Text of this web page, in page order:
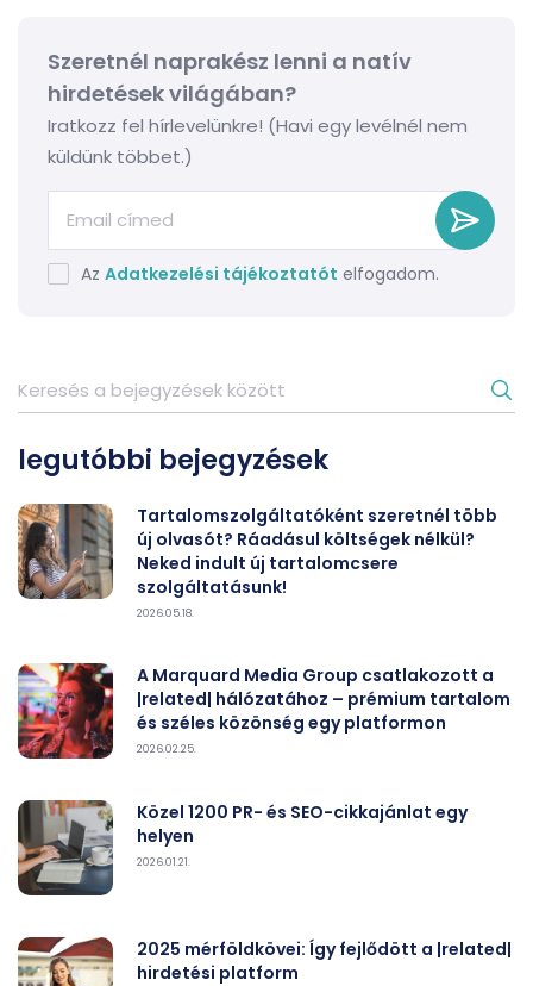
Szeretnél naprakész lenni a natív
hirdetések világában?
Iratkozz fel hírlevelünkre! (Havi egy levélnél nem
küldünk többet.)
Az Adatkezelési tájékoztatót elfogadom.
legutóbbi bejegyzések
Tartalomszolgáltatóként szeretnél több
új olvasót? Ráadásul költségek nélkül?
Neked indult új tartalomcsere
szolgáltatásunk!
2026.05.18.
A Marquard Media Group csatlakozott a
|related| hálózatához – prémium tartalom
és széles közönség egy platformon
2026.02.25.
Közel 1200 PR- és SEO-cikkajánlat egy
helyen
2026.01.21.
2025 mérföldkövei: Így fejlődött a |related|
hirdetési platform